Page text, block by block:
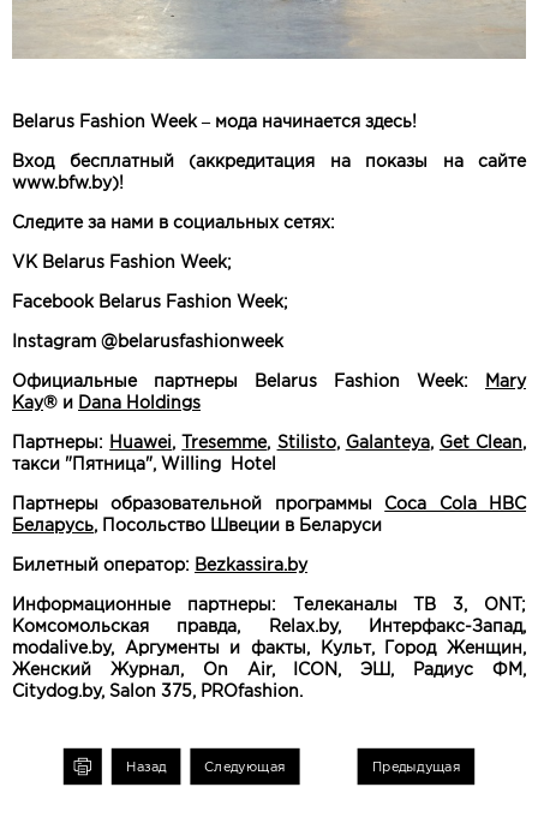
Belarus Fashion Week – мода начинается здесь!
Вход бесплатный (аккредитация на показы на сайте
www.bfw.by)!
Следите за нами в социальных сетях:
VK Belarus Fashion Week;
Facebook Belarus Fashion Week;
Instagram @belarusfashionweek
Официальные партнеры Belarus Fashion Week:
Mary
Kay® и Dana Holdings
Партнеры: Huawei,Tresemme, Stilisto, Galanteya, Get Clean,
такси "Пятница", Willing Hotel
Партнеры образовательной программы Coca Cola HBC
Беларусь, Посольство Швеции в Беларуси
Билетный оператор: Bezkassira.by
Информационные партнеры: Телеканалы ТВ 3, ONT;
Комсомольская правда, Relax.by, Интерфакс-Запад,
modalive.by, Аргументы и факты, Культ, Город Женщин,
Женский Журнал, On Air, ICON, ЭШ, Радиус ФМ,
Citydog.by, Salon 375, PROfashion.
Назад Следующая Предыдущая